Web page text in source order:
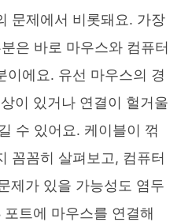
문제에서 비롯돼요. 가장
은 바로 마우스와 컴퓨터
이에요. 유선 마우스의 경
이 있거나 연결이 헐거울
수 있어요. 케이블이 꺾
꼼꼼히 살펴보고, 컴퓨터
제가 있을 가능성도 염두
트에 마우스를 연결해